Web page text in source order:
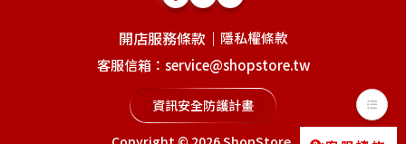
開店服務條款 ｜ 隱私權條款
客服信箱：service@shopstore.tw
資訊安全防護計畫